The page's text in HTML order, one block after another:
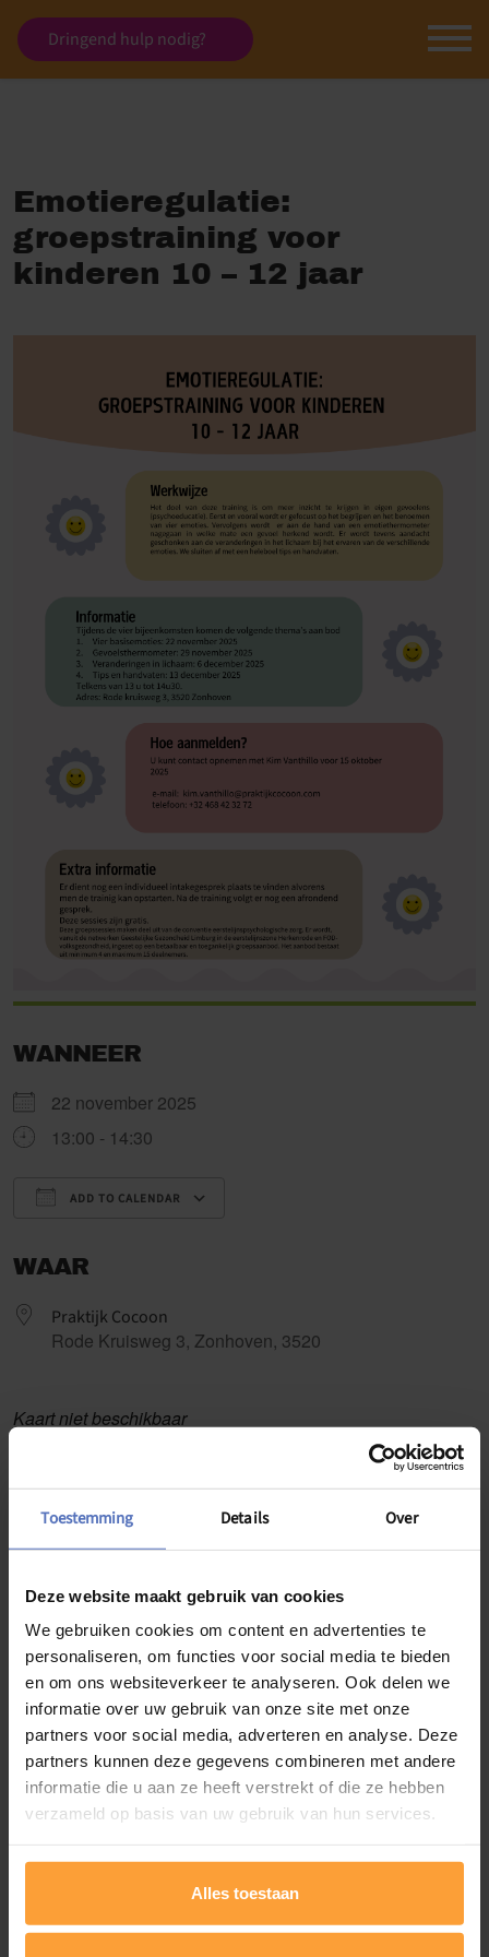
Toestemming Details Over
Deze website maakt gebruik van cookies
We gebruiken cookies om content en advertenties te
personaliseren, om functies voor social media te bieden
en om ons websiteverkeer te analyseren. Ook delen we
informatie over uw gebruik van onze site met onze
partners voor social media, adverteren en analyse. Deze
partners kunnen deze gegevens combineren met andere
informatie die u aan ze heeft verstrekt of die ze hebben
verzameld op basis van uw gebruik van hun services.
Alles toestaan
Dringend hulp nodig?
Emotieregulatie:
groepstraining voor
kinderen 10 – 12 jaar
WANNEER
22 november 2025
13:00 - 14:30
ADD TO CALENDAR
WAAR
Praktijk Cocoon
Rode Kruisweg 3, Zonhoven, 3520
Kaart niet beschikbaar
Het doel van deze training is om meer inzicht te krijgen in eigen
gevoelens (psychoeducatie). Eerst en vooral wordt er gefocust
op het begrijpen en het benoemen van vier emoties.
Vervolgens wordt er aan de hand van een emotiethermometer
nagegaan in welke mate een gevoel herkend wordt. Er wordt
lichaam bij het ervaren van de verschillende emoties. We
Tijdens de vier bijeenkomsten komen de volgende thema’s aan
bod
1. Vier basisemoties: 22 november 2025
2. Gevoelsthermometer: 29 november 2025
4. Tips en handvaten: 13 december 2025
Telkens van 13 u tot 14u30.